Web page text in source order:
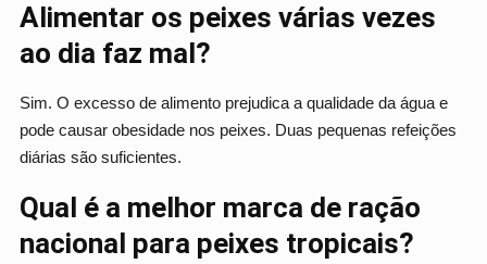
Alimentar os peixes várias vezes
ao dia faz mal?
Sim. O excesso de alimento prejudica a qualidade da água e
pode causar obesidade nos peixes. Duas pequenas refeições
diárias são suficientes.
Qual é a melhor marca de ração
nacional para peixes tropicais?